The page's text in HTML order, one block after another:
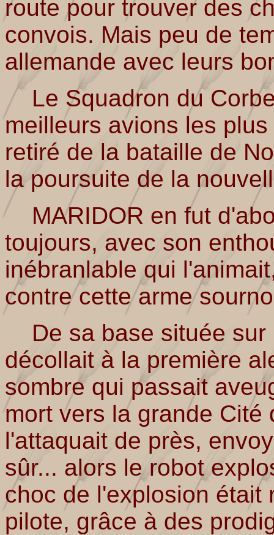
route pour trouver des
convois. Mais peu de
allemande avec leurs
Le Squadron du
meilleurs avions les
retiré de la bataille de
la poursuite de la
MARIDOR en fut
toujours, avec son
inébranlable qui
contre cette arme
De sa base située sur
décollait à la première
sombre qui passait
mort vers la grande Cité
l'attaquait de près,
sûr... alors le robot
choc de l'explosion était
pilote, grâce à des